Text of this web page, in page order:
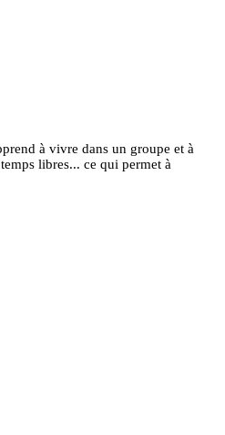
à vivre dans un groupe et à
libres... ce qui permet à